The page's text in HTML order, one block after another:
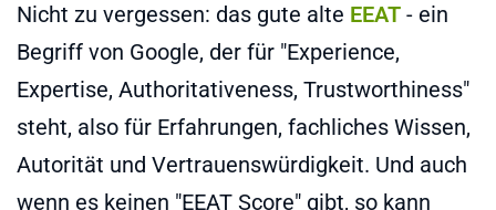
Nicht zu vergessen: das gute alte EEAT - ein
Begriff von Google, der für "Experience,
Expertise, Authoritativeness, Trustworthiness"
steht, also für Erfahrungen, fachliches Wissen,
Autorität und Vertrauenswürdigkeit. Und auch
wenn es keinen "EEAT Score" gibt, so kann